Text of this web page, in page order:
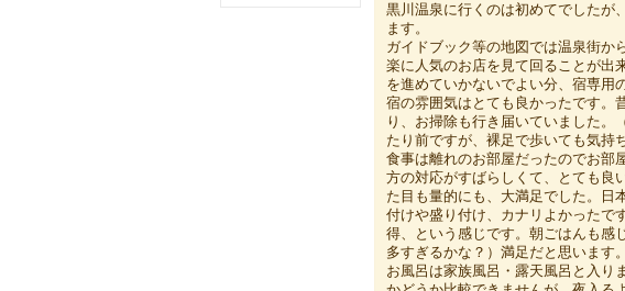
黒川温泉に行くのは初めてでしたが
ます。
ガイドブック等の地図では温泉街か
楽に人気のお店を見て回ることが出
を進めていかないでよい分、宿専用
宿の雰囲気はとても良かったです。
り、お掃除も行き届いていました。
たり前ですが、裸足で歩いても気持
食事は離れのお部屋だったのでお部
方の対応がすばらしくて、とても良
た目も量的にも、大満足でした。日
付けや盛り付け、カナリよかった
得、という感じです。朝ごはんも感
多すぎるかな？）満足だと思います。
お風呂は家族風呂・露天風呂と入り